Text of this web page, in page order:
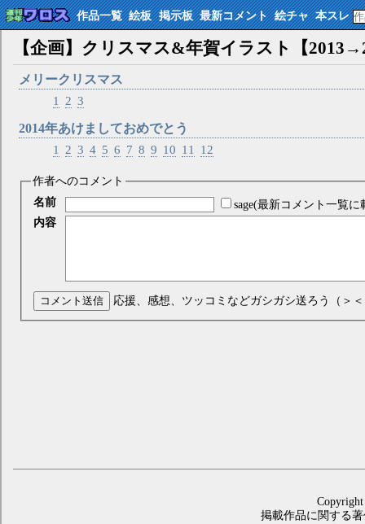
作品一覧 絵板 掲示板 最新コメント 絵チャ 本スレ
【企画】クリスマス&年賀イラスト【
メリークリスマス
1
2 3
2014年あけましておめでとう
1
2 3 4 5 6 7 8 9 10 11 12
作者へのコメント
名前
sage(最新コメント一覧に
内容
コメント送信 応援、感想、ツッコミなどガシガシ送ろう（＞
掲載作品に関する